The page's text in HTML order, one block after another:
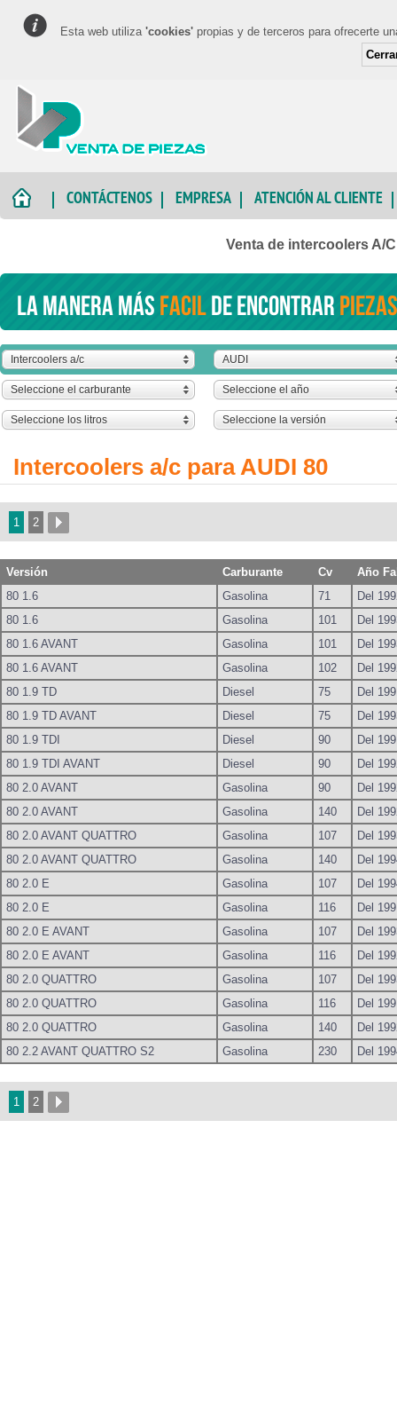
Esta web utiliza 'cookies' propias y de terceros para ofrecerte
CONTÁCTENOS EMPRESA ATENCIÓN AL CLIENTE
Venta de intercoolers A/
La manera másfacilde encontrar
Intercoolers a/c AUDI
Seleccione el carburante Seleccione el año
Seleccione los litros Seleccione la versión
Intercoolers a/c para AUDI 80
1 2
Versión Carburante Cv
Año
80 1.6
Gasolina 71
Del
80 1.6
Gasolina 101
Del
80 1.6 AVANT
Gasolina 101
Del
80 1.6 AVANT
Gasolina 102
Del
80 1.9 TD
Diesel 75
Del
80 1.9 TD AVANT
Diesel 75
Del
80 1.9 TDI
Diesel 90
Del
80 1.9 TDI AVANT
Diesel 90
Del
80 2.0 AVANT
Gasolina 90
Del
80 2.0 AVANT
Gasolina 140
Del
80 2.0 AVANT QUATTRO
Gasolina 107
Del
80 2.0 AVANT QUATTRO
Gasolina 140
Del
80 2.0 E
Gasolina 107
Del
80 2.0 E
Gasolina 116
Del
80 2.0 E AVANT
Gasolina 107
Del
80 2.0 E AVANT
Gasolina 116
Del
80 2.0 QUATTRO
Gasolina 107
Del
80 2.0 QUATTRO
Gasolina 116
Del
80 2.0 QUATTRO
Gasolina 140
Del
80 2.2 AVANT QUATTRO S2
Gasolina 230 Del
1 2